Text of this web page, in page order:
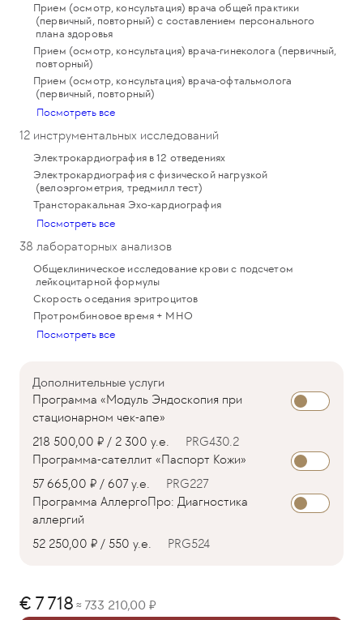
Прием (осмотр, консультация) врача общей практики
(первичный, повторный) с составлением персонального
плана здоровья
Прием (осмотр, консультация) врача-гинеколога (первичный,
повторный)
Прием (осмотр, консультация) врача-офтальмолога
(первичный, повторный)
Посмотреть все
12 инструментальных исследований
Электрокардиография в 12 отведениях
Электрокардиография с физической нагрузкой
(велоэргометрия, тредмилл тест)
Трансторакальная Эхо-кардиография
Посмотреть все
38 лабораторных анализов
Общеклиническое исследование крови с подсчетом
лейкоцитарной формулы
Скорость оседания эритроцитов
Протромбиновое время + МНО
Посмотреть все
Дополнительные услуги
Программа «Модуль Эндоскопия при
стационарном чек-апе»
218 500,00 ₽ / 2 300 у.е.
PRG430.2
Программа-сателлит «Паспорт Кожи»
57 665,00 ₽ / 607 у.е.
PRG227
Программа АллергоПро: Диагностика
аллергий
52 250,00 ₽ / 550 у.е.
PRG524
7 718 ≈ 733 210,00